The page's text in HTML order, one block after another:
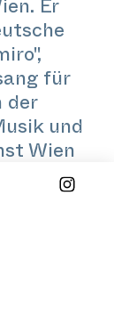
Er
für
der
und
Wien